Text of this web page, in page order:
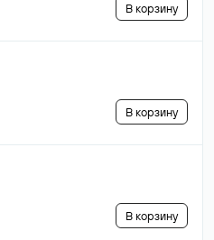
В корзину
В корзину
В корзину